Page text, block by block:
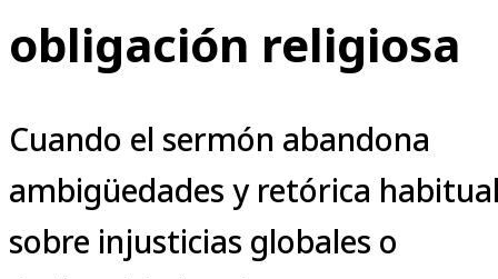
obligación religiosa
Cuando el sermón abandona
ambigüedades y retórica
sobre injusticias globales o